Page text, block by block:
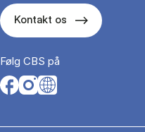
Kontakt os
Følg CBS på
Opens in a new tab
Opens in a new tab
Opens in a new tab